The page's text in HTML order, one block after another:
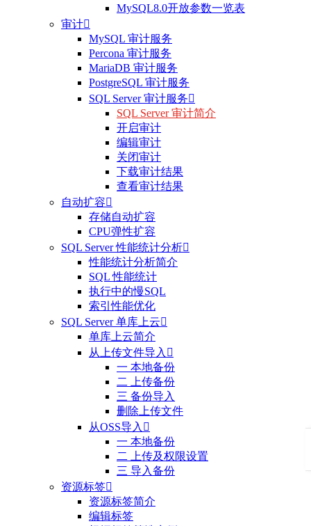
MySQL8.0开放参数一览表
审计
MySQL 审计服务
Percona 审计服务
MariaDB 审计服务
PostgreSQL 审计服务
SQL Server 审计服务
SQL Server 审计简介
开启审计
编辑审计
关闭审计
下载审计结果
查看审计结果
自动扩容
存储自动扩容
CPU弹性扩容
SQL Server 性能统计分析
性能统计分析简介
SQL 性能统计
执行中的慢SQL
索引性能优化
SQL Server 单库上云
单库上云简介
从上传文件导入 
一 本地备份
二 上传备份
三 备份导入
删除上传文件
从OSS导入 
一 本地备份
二 上传及权限设置
三 导入备份
资源标签
资源标签简介
编辑标签